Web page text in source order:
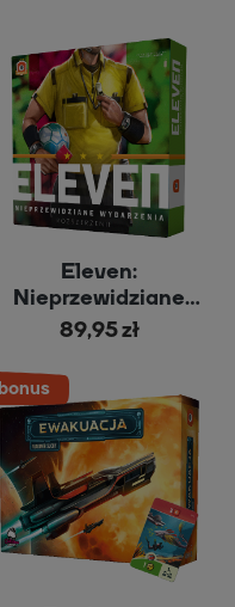
Eleven:
Nieprzewidziane
Wydarzenia
89,95 zł